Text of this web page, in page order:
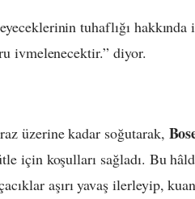
tuhaflığı hakkında
ivmelenecektir.” diyor.
üzerine kadar soğutarak,
için koşulları sağladı. Bu
aşırı yavaş ilerleyip,